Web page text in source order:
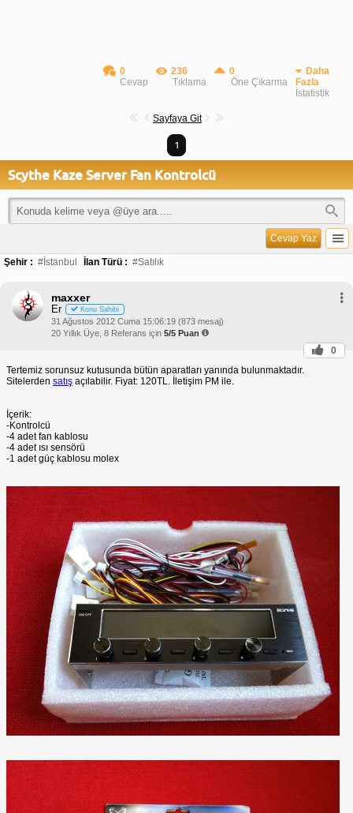
0
Cevap
236
Tıklama
0
Öne Çıkarma
Daha
Fazla
İstatistik
Sayfaya Git
1
Scythe Kaze Server Fan Kontrolcü
Cevap Yaz
Şehir : #İstanbul İlan Türü : #Satılık
maxxer
Er Konu Sahibi
31 Ağustos 2012 Cuma 15:06:19 (873 mesaj)
20 Yıllık Üye, 8 Referans için 5/5 Puan
0
Tertemiz sorunsuz kutusunda bütün aparatları yanında bulunmaktadır.
Sitelerden satış açılabilir. Fiyat: 120TL. İletişim PM ile.
İçerik:
-Kontrolcü
-4 adet fan kablosu
-4 adet ısı sensörü
-1 adet güç kablosu molex